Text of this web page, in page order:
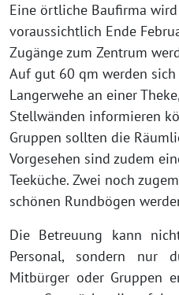
Eine örtliche Baufirma
voraussichtlich Ende
Zugänge zum Zentrum
Auf gut 60 qm werden
Langerwehe an einer
Stellwänden informieren
Gruppen sollten die
Vorgesehen sind zudem
Teeküche. Zwei noch
schönen Rundbögen
Die Betreuung kann
Personal, sondern nur
Mitbürger oder Gruppen